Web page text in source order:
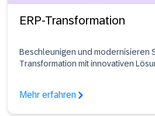
ERP-Transformation
Beschleunigen und modernisieren
Transformation mit innovativen
Mehr erfahren